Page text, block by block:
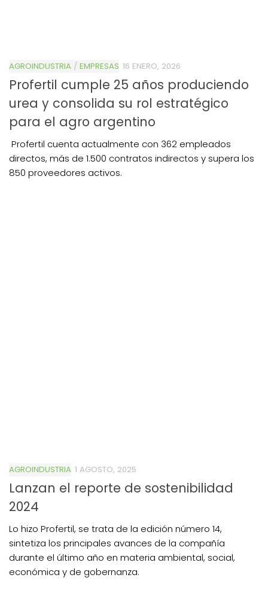
AGROINDUSTRIA / EMPRESAS 16 ENERO, 2026
Profertil cumple 25 años produciendo
urea y consolida su rol estratégico
para el agro argentino
Profertil cuenta actualmente con 362 empleados
directos, más de 1.500 contratos indirectos y supera los
850 proveedores activos.
AGROINDUSTRIA 1 AGOSTO, 2025
Lanzan el reporte de sostenibilidad
2024
Lo hizo Profertil, se trata de la edición número 14,
sintetiza los principales avances de la compañía
durante el último año en materia ambiental, social,
económica y de gobernanza.